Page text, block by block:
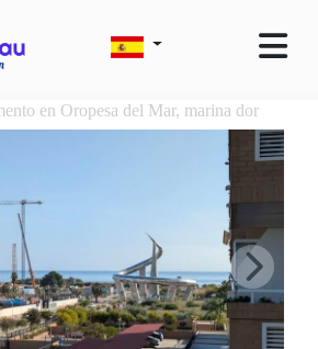
en Oropesa del Mar, marina dor